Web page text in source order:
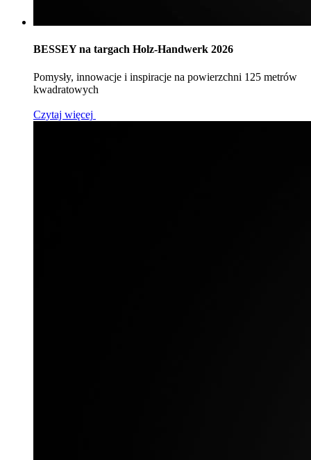
BESSEY na targach Holz-Handwerk 2026
Pomysły, innowacje i inspiracje na powierzchni 125 metrów
kwadratowych
Czytaj więcej